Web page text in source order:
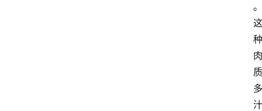
。
这
种
肉
质
多
汁